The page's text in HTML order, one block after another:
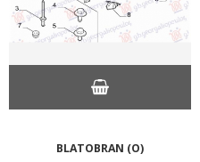
BLATOBRAN (O)